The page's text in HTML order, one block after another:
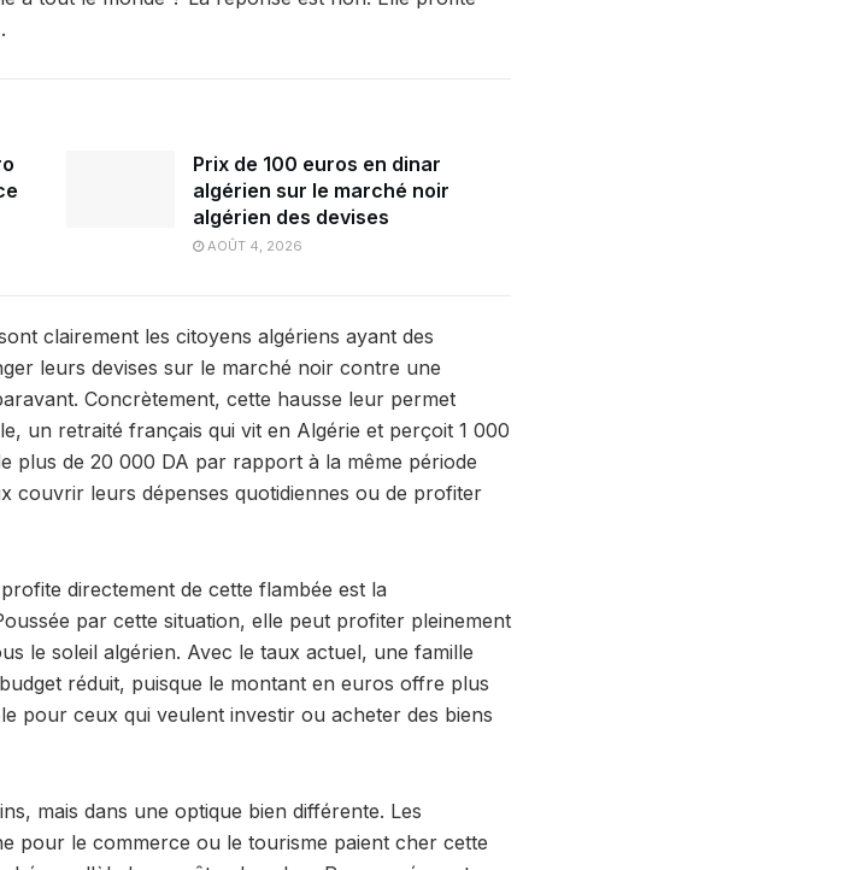
Prix de 100 euros en dinar
algérien sur le marché noir
algérien des devises
AOÛT 4, 2026
clairement les citoyens algériens ayant des
leurs devises sur le marché noir contre une
Concrètement, cette hausse leur permet
un retraité français qui vit en Algérie et perçoit 1 000
plus de 20 000 DA par rapport à la même période
couvrir leurs dépenses quotidiennes ou de profiter
directement de cette flambée est la
par cette situation, elle peut profiter pleinement
le soleil algérien. Avec le taux actuel, une famille
réduit, puisque le montant en euros offre plus
pour ceux qui veulent investir ou acheter des biens
mais dans une optique bien différente. Les
pour le commerce ou le tourisme paient cher cette